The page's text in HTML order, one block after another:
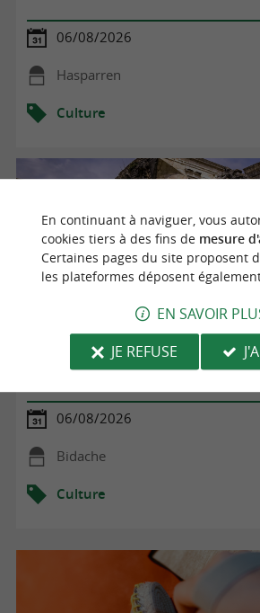
06/08/2026
Hasparren
Culture
Visite du château de Gramont
06/08/2026
Bidache
Culture
En continuant à naviguer, vous
cookies tiers à des fins de mesure
Certaines pages du site proposent
les plateformes déposent
EN SAVOIR
JE REFUSE